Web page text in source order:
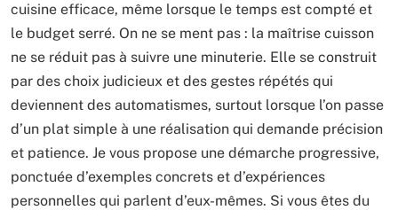
cuisine efficace, même lorsque le temps est compté et
le budget serré. On ne se ment pas : la maîtrise cuisson
ne se réduit pas à suivre une minuterie. Elle se construit
par des choix judicieux et des gestes répétés qui
deviennent des automatismes, surtout lorsque l’on passe
d’un plat simple à une réalisation qui demande précision
et patience. Je vous propose une démarche progressive,
ponctuée d’exemples concrets et d’expériences
personnelles qui parlent d’eux-mêmes. Si vous êtes du